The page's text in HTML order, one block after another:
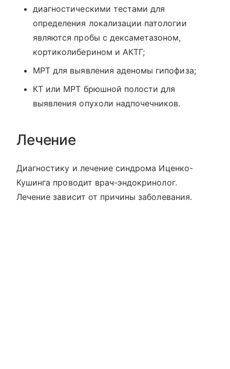
диагностическими тестами для
определения локализации патологии
являются пробы с дексаметазоном,
кортиколиберином и АКТГ;
МРТ для выявления аденомы гипофиза;
КТ или МРТ брюшной полости для
выявления опухоли надпочечников.
Лечение
Диагностику и лечение синдрома Иценко-
Кушинга проводит врач-эндокринолог.
Лечение зависит от причины заболевания.